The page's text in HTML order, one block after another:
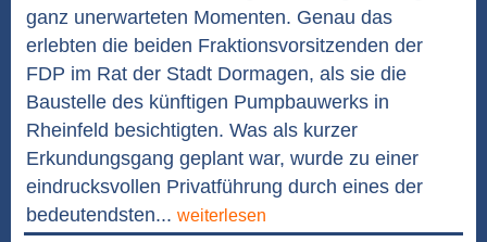
ganz unerwarteten Momenten. Genau das
erlebten die beiden Fraktionsvorsitzenden der
FDP im Rat der Stadt Dormagen, als sie die
Baustelle des künftigen Pumpbauwerks in
Rheinfeld besichtigten. Was als kurzer
Erkundungsgang geplant war, wurde zu einer
eindrucksvollen Privatführung durch eines der
bedeutendsten... weiterlesen